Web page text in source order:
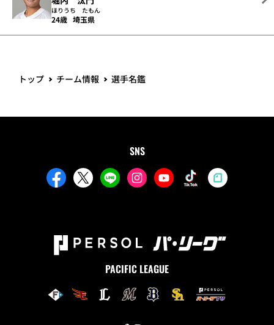
ほりうち たもん
24歳 埼玉県
トップ チーム情報 選手名鑑
SNS
PACIFIC LEAGUE